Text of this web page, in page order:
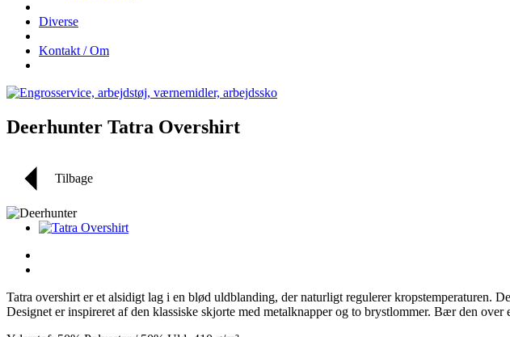
Diverse
Kontakt / Om
Deerhunter Tatra Overshirt
Tilbage
Tatra overshirt er et alsidigt lag i en blød uldblanding, der naturligt regulerer kropstemperaturen.
Designet er inspireret af den klassiske skjorte med metalknapper og to brystlommer. Bær den